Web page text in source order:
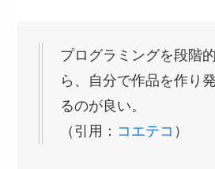
プログラミングを段階
ら、自分で作品を作り
るのが良い。
（引用： コエテコ ）